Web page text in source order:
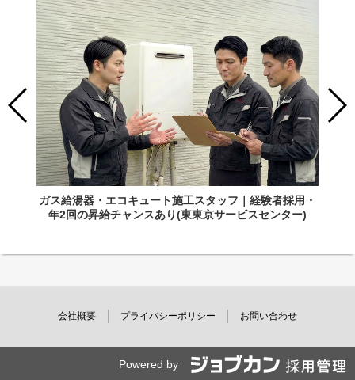
ガス給湯器・エコキュート施工スタッフ｜経験者採用・
年2回の昇給チャンスあり(東東京サービスセンター)
会社概要 プライバシーポリシー お問い合わせ
Powered by